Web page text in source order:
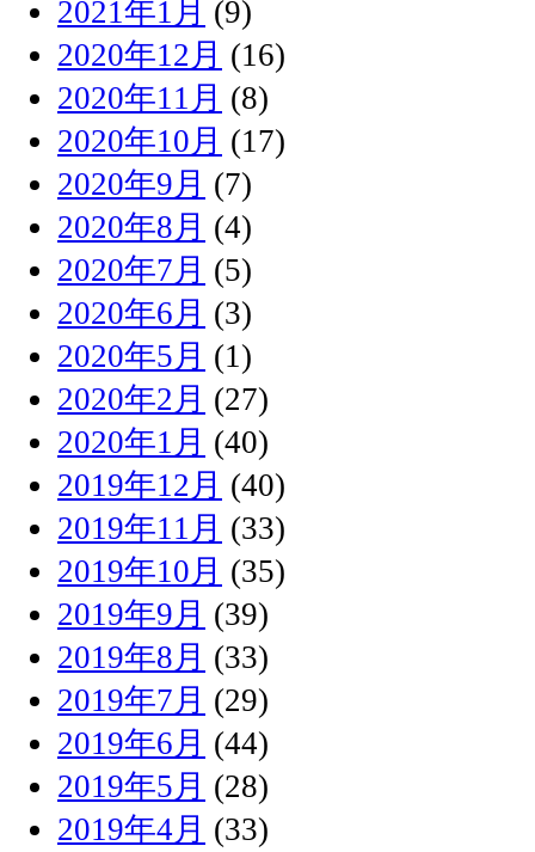
2021年1月 (9)
2020年12月 (16)
2020年11月 (8)
2020年10月 (17)
2020年9月 (7)
2020年8月 (4)
2020年7月 (5)
2020年6月 (3)
2020年5月 (1)
2020年2月 (27)
2020年1月 (40)
2019年12月 (40)
2019年11月 (33)
2019年10月 (35)
2019年9月 (39)
2019年8月 (33)
2019年7月 (29)
2019年6月 (44)
2019年5月 (28)
2019年4月 (33)